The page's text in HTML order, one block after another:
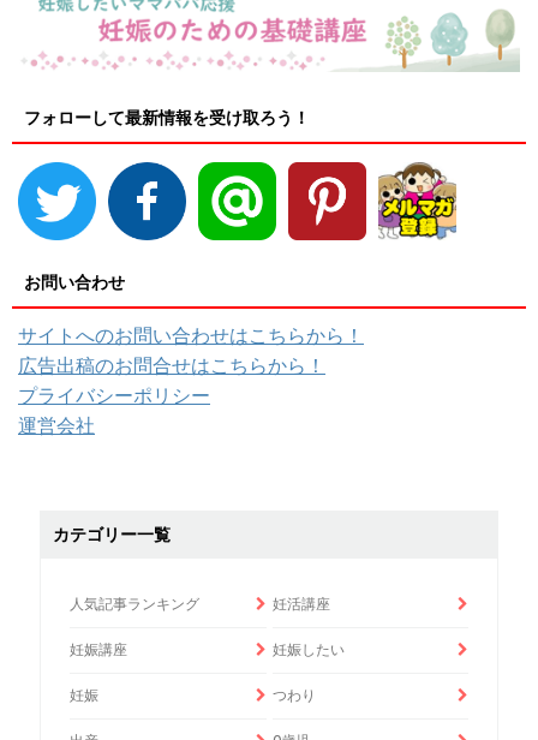
フォローして最新情報を受け取ろう！
お問い合わせ
サイトへのお問い合わせはこちらから！
広告出稿のお問合せはこちらから！
プライバシーポリシー
運営会社
カテゴリー一覧
人気記事ランキング 妊活講座
妊娠講座 妊娠したい
妊娠 つわり